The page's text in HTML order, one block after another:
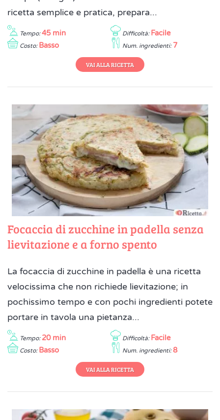
ricetta semplice e pratica, prepara...
Tempo: 45 min Difficoltà: Facile
Costo: Basso Num. ingredienti: 7
VAI ALLA RICETTA
Focaccia di zucchine in padella senza
lievitazione e a forno spento
La focaccia di zucchine in padella è una ricetta
velocissima che non richiede lievitazione; in
pochissimo tempo e con pochi ingredienti potete
portare in tavola una pietanza...
Tempo: 20 min Difficoltà: Facile
Costo: Basso Num. ingredienti: 8
VAI ALLA RICETTA